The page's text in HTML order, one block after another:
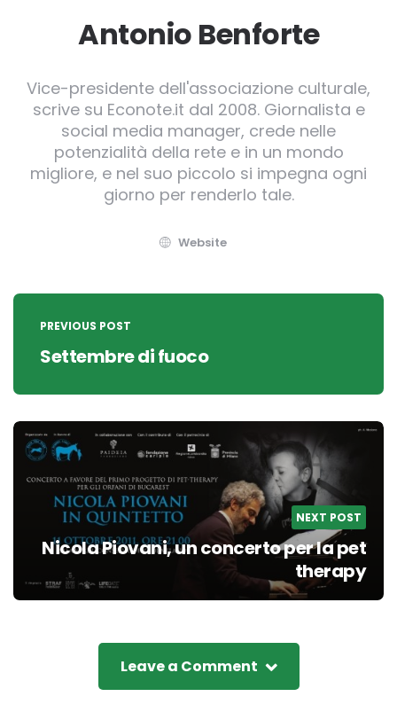
Antonio Benforte
Vice-presidente dell'associazione culturale,
scrive su Econote.it dal 2008. Giornalista e
social media manager, crede nelle
potenzialità della rete e in un mondo
migliore, e nel suo piccolo si impegna ogni
giorno per renderlo tale.
Website
Post
navigation
PREVIOUS POST
Settembre di fuoco
NEXT POST
Nicola Piovani, un concerto per la pet
therapy
Leave a Comment